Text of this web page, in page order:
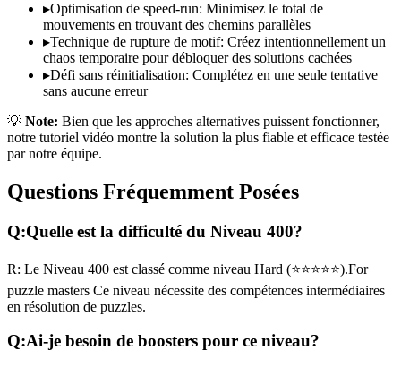
▸Optimisation de speed-run: Minimisez le total de
mouvements en trouvant des chemins parallèles
▸Technique de rupture de motif: Créez intentionnellement un
chaos temporaire pour débloquer des solutions cachées
▸Défi sans réinitialisation: Complétez en une seule tentative
sans aucune erreur
💡 Note: Bien que les approches alternatives puissent fonctionner,
notre tutoriel vidéo montre la solution la plus fiable et efficace testée
par notre équipe.
Questions Fréquemment Posées
Q:Quelle est la difficulté du Niveau 400?
R: Le Niveau 400 est classé comme niveau Hard (⭐⭐⭐⭐⭐).For
puzzle masters Ce niveau nécessite des compétences intermédiaires
en résolution de puzzles.
Q:Ai-je besoin de boosters pour ce niveau?